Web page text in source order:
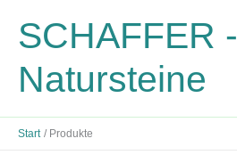
InhaltSCHAFFER -
Natursteine
Start Produkte